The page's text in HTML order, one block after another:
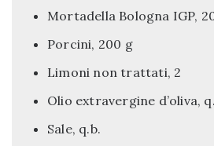
Mortadella Bologna IGP,
Porcini, 200 g
Limoni non trattati, 2
Olio extravergine d’oliva,
Sale, q.b.